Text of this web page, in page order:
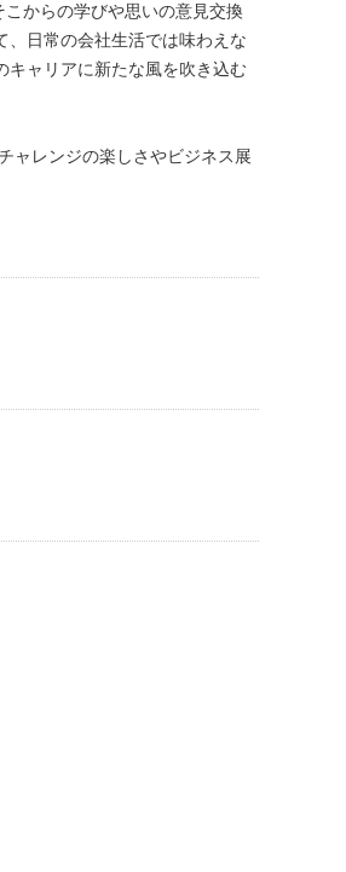
からの学びや思いの意見交換
、日常の会社生活では味わえな
キャリアに新たな風を吹き込む
ャレンジの楽しさやビジネス展